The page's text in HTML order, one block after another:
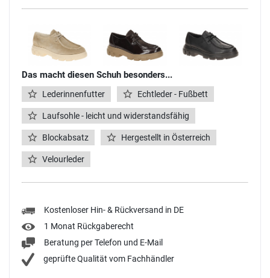
Das macht diesen Schuh besonders...
Lederinnenfutter Echtleder - Fußbett
Laufsohle - leicht und widerstandsfähig
Blockabsatz Hergestellt in Österreich
Velourleder
Kostenloser Hin- & Rückversand in DE
1 Monat Rückgaberecht
Beratung per Telefon und E-Mail
geprüfte Qualität vom Fachhändler